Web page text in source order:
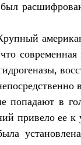
современная
попадают в
привело ее